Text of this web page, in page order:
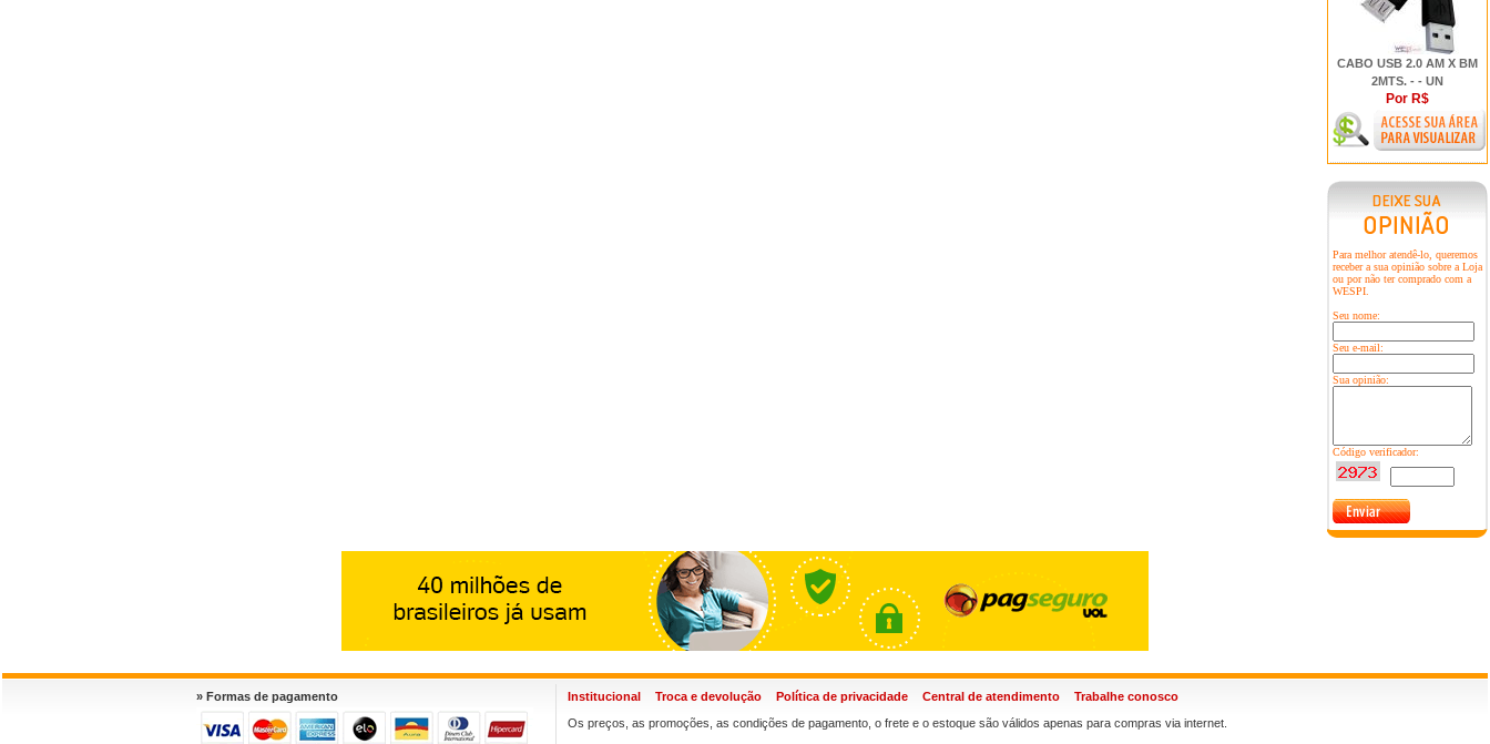
CABO USB 2.0 AM X BM
2MTS. - - UN
Por R$
Para melhor atendê-lo, queremos
receber a sua opinião sobre a Loja
ou por não ter comprado com a
WESPI.
Seu nome:
Seu e-mail:
Sua opinião:
Código verificador:
» Formas de pagamento Institucional Troca e devolução Política de privacidade Central de atendimento
Trabalhe conosco
Os preços, as promoções, as condições de pagamento, o frete e o estoque são válidos apenas para compras via internet.